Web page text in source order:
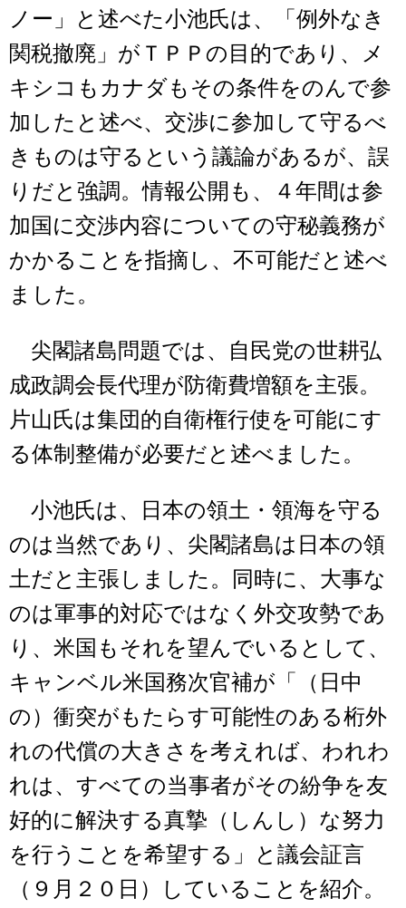
ノー」と述べた小池氏は、「例外なき
関税撤廃」がＴＰＰの目的であり、メ
キシコもカナダもその条件をのんで参
加したと述べ、交渉に参加して守るべ
きものは守るという議論があるが、誤
りだと強調。情報公開も、４年間は参
加国に交渉内容についての守秘義務が
かかることを指摘し、不可能だと述べ
ました。
尖閣諸島問題では、自民党の世耕弘
成政調会長代理が防衛費増額を主張。
片山氏は集団的自衛権行使を可能にす
る体制整備が必要だと述べました。
小池氏は、日本の領土・領海を守る
のは当然であり、尖閣諸島は日本の領
土だと主張しました。同時に、大事な
のは軍事的対応ではなく外交攻勢であ
り、米国もそれを望んでいるとして、
キャンベル米国務次官補が「（日中
の）衝突がもたらす可能性のある桁外
れの代償の大きさを考えれば、われわ
れは、すべての当事者がその紛争を友
好的に解決する真摯（しんし）な努力
を行うことを希望する」と議会証言
（９月２０日）していることを紹介。